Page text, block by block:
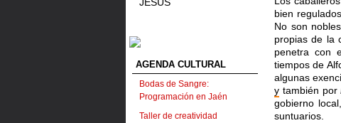
AGENDA CULTURAL
Bodas de Sangre:
Programación en Jaén
Taller de creatividad
bien
No son
propias de la
penetra con
tiempos de
algunas
y también por
gobierno
suntuarios.